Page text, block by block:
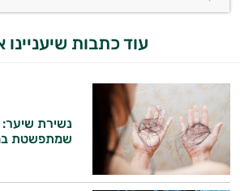
כורכום וכורכומין
מגנזיום
סידן
פרוביוטיקה
עוד כתבות שיעניינו
נשירת
שמתפשטת